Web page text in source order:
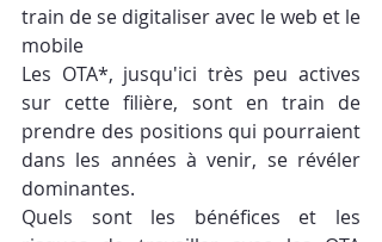
train de se digitaliser avec le web et le
mobile
Les OTA*, jusqu'ici très peu actives
sur cette filière, sont en train de
prendre des posi­tions qui pourraient
dans les années à venir, se révéler
dominantes.
Quels sont les bénéfices et les